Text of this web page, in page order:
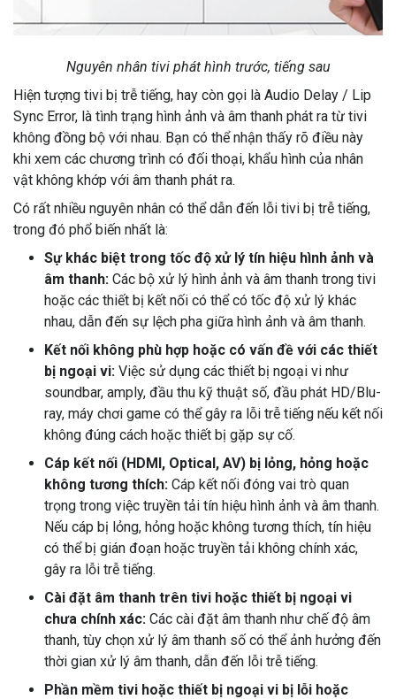
Nguyên nhân tivi phát hình trước, tiếng sau
Hiện tượng tivi bị trễ tiếng, hay còn gọi là Audio Delay / Lip
Sync Error, là tình trạng hình ảnh và âm thanh phát ra từ tivi
không đồng bộ với nhau. Bạn có thể nhận thấy rõ điều này
khi xem các chương trình có đối thoại, khẩu hình của nhân
vật không khớp với âm thanh phát ra.
Có rất nhiều nguyên nhân có thể dẫn đến lỗi tivi bị trễ tiếng,
trong đó phổ biến nhất là:
Sự khác biệt trong tốc độ xử lý tín hiệu hình ảnh và
âm thanh: Các bộ xử lý hình ảnh và âm thanh trong tivi
hoặc các thiết bị kết nối có thể có tốc độ xử lý khác
nhau, dẫn đến sự lệch pha giữa hình ảnh và âm thanh.
Kết nối không phù hợp hoặc có vấn đề với các thiết
bị ngoại vi: Việc sử dụng các thiết bị ngoại vi như
soundbar, amply, đầu thu kỹ thuật số, đầu phát HD/Blu-
ray, máy chơi game có thể gây ra lỗi trễ tiếng nếu kết nối
không đúng cách hoặc thiết bị gặp sự cố.
Cáp kết nối (HDMI, Optical, AV) bị lỏng, hỏng hoặc
không tương thích: Cáp kết nối đóng vai trò quan
trọng trong việc truyền tải tín hiệu hình ảnh và âm thanh.
Nếu cáp bị lỏng, hỏng hoặc không tương thích, tín hiệu
có thể bị gián đoạn hoặc truyền tải không chính xác,
gây ra lỗi trễ tiếng.
Cài đặt âm thanh trên tivi hoặc thiết bị ngoại vi
chưa chính xác: Các cài đặt âm thanh như chế độ âm
thanh, tùy chọn xử lý âm thanh số có thể ảnh hưởng đến
thời gian xử lý âm thanh, dẫn đến lỗi trễ tiếng.
Phần mềm tivi hoặc thiết bị ngoại vi bị lỗi hoặc